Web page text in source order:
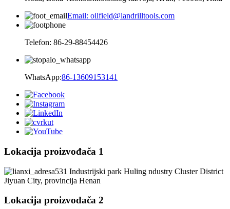
Email: oilfield@landrilltools.com
Telefon: 86-29-88454426
WhatsApp:86-13609153141
Lokacija proizvođača 1
531 Industrijski park Huling ndustry Cluster District
Jiyuan City, provincija Henan
Lokacija proizvođača 2